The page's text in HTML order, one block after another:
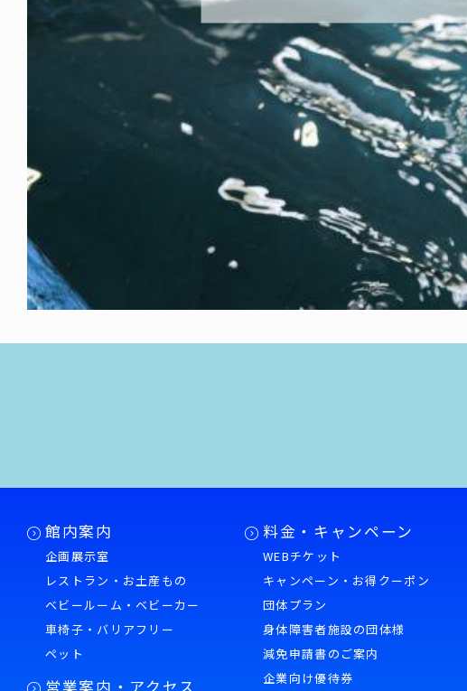
館内案内
企画展示室
レストラン・お土産もの
ベビールーム・ベビーカー
車椅子・バリアフリー
ペット
営業案内・アクセス
料金・キャンペーン
WEBチケット
キャンペーン・お得クーポン
団体プラン
身体障害者施設の団体様
減免申請書のご案内
企業向け優待券